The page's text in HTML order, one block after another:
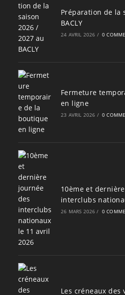
Préparation de la
BACLY
24 AVRIL 2026 / 0
Fermeture
en ligne
23 AVRIL 2026 / 0
10ème et
interclubs
26 MARS 2026 / 0
Les créneaux des